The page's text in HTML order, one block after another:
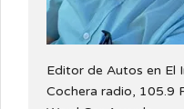
Editor de Autos en El
Cochera radio, 105.9